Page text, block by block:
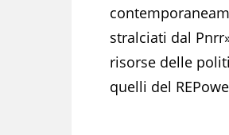
stralciati dal
risorse delle
quelli del